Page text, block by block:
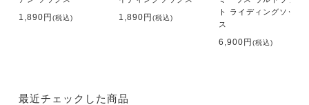
1,890円(税込) 1,890円(税込)
ト ライディングソック
ス
6,900円(税込)
最近チェックした商品